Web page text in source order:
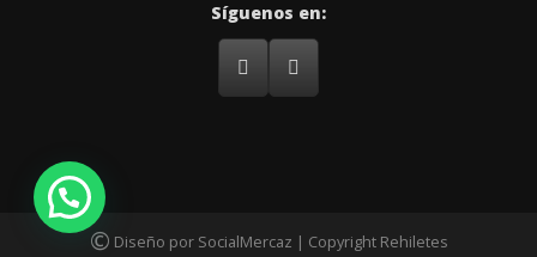
Síguenos en:
© Diseño por SocialMercaz | Copyright Rehiletes